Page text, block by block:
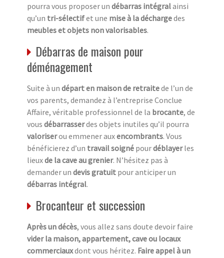
pourra vous proposer un débarras intégralainsi
qu’un tri-sélectifet une mise à la déchargedes
meubles et objets non valorisables.
Débarras de maison pour
déménagement
Suite à un départ en maison de retraitede l’un de
vos parents, demandez à l’entreprise Conclue
Affaire, véritable professionnel de la brocante, de
vous débarrasserdes objets inutiles qu’il pourra
valoriserou emmener auxencombrants. Vous
bénéficierez d’un travail soigné pourdéblayerles
lieuxde la cave au grenier. N’hésitez pas à
demander un devis gratuit pour anticiper un
débarras intégral.
Brocanteur et succession
Après un décès, vous allez sans doute devoir faire
vider la maison, appartement, cave ou locaux
commerciauxdont vous héritez. Faire appel à un